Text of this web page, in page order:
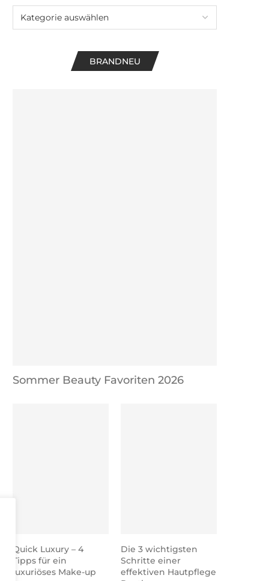
BRANDNEU
Sommer Beauty Favoriten 2026
Quick Luxury – 4
Tipps für ein
luxuriöses Make-up
Die 3 wichtigsten
Schritte einer
effektiven Hautpflege